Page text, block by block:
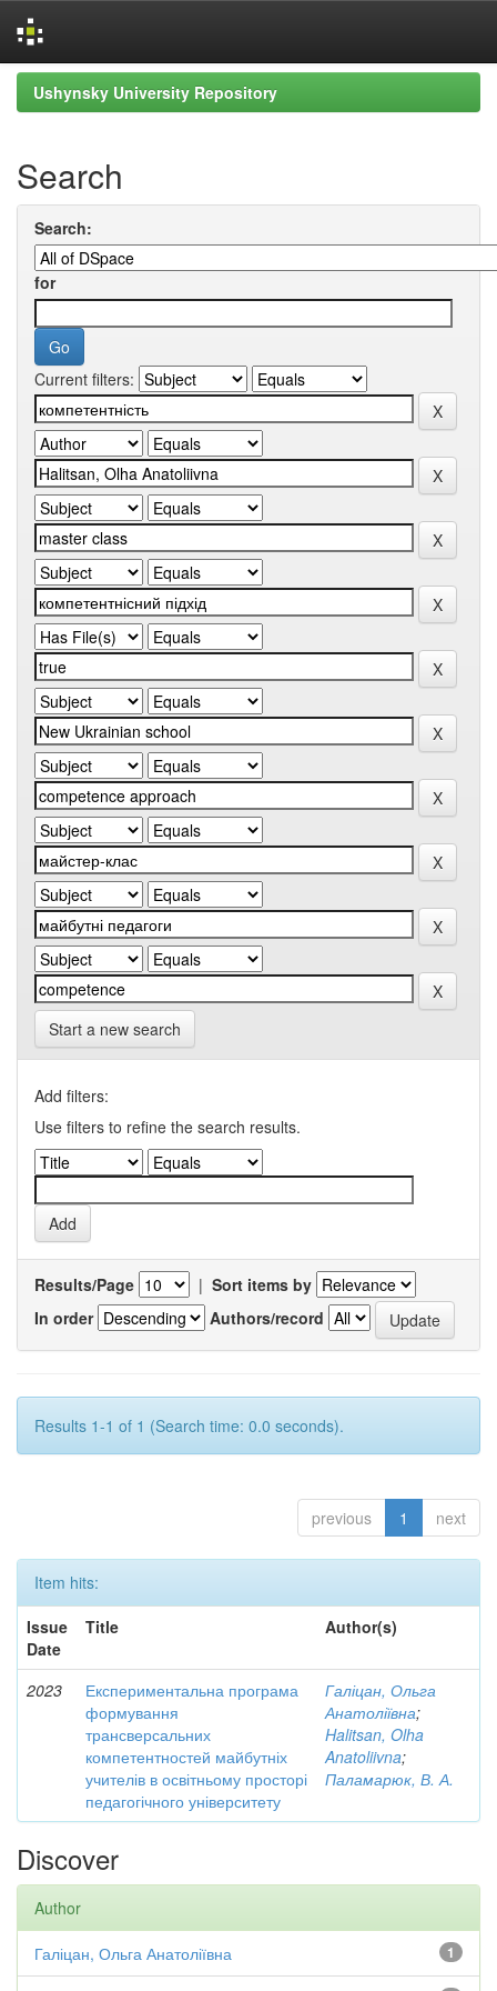
Skip
navigation
Ushynsky University Repository
Search
Search:
for
Current filters:
Start a new search
Add filters:
Use filters to refine the search results.
Results/Page | Sort items by
In order
Authors/record
Results 1-1 of 1 (Search time: 0.0 seconds).
previous 1 next
Item hits:
Issue
Date
Title Author(s)
2023
Експериментальна програма
формування
трансверсальних
компетентностей майбутніх
учителів в освітньому просторі
педагогічного університету
Галіцан, Ольга
Анатоліївна;
Halitsan, Olha
Anatoliivna;
Паламарюк, В. А.
Discover
Author
1
Галіцан, Ольга Анатоліївна